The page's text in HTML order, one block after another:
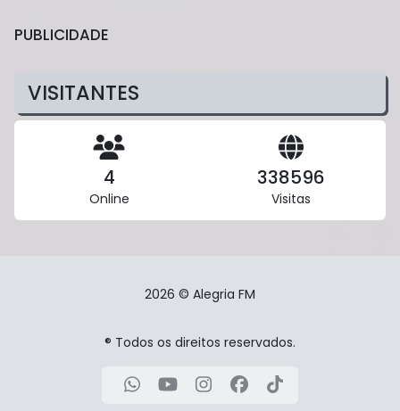
PUBLICIDADE
VISITANTES
4
Online
338596
Visitas
2026 © Alegria FM
® Todos os direitos reservados.